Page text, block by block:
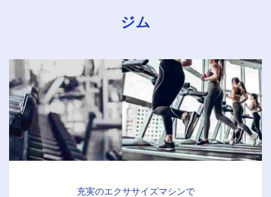
ジム
充実のエクササイズマシンで